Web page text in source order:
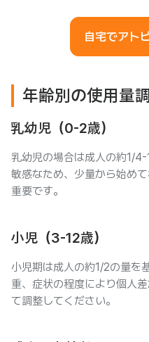
自宅でアト
年齢別の使用量
乳幼児（0-2歳）
乳幼児の場合は成人の約1/
敏感なため、少量から始め
重要です。
小児（3-12歳）
小児期は成人の約1/2の量を
重、症状の程度により個人
て調整してください。